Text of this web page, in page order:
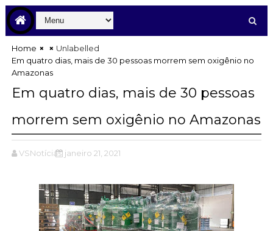
Home
Unlabelled
Em quatro dias, mais de 30 pessoas morrem sem oxigênio no
Amazonas
Em quatro dias, mais de 30 pessoas
morrem sem oxigênio no Amazonas
VSNotícias janeiro 21, 2021